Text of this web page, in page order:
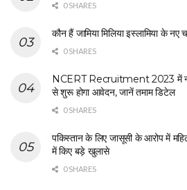
0 SHARES
कौन हैं जामिया मिलिया इस्लामिया के
0 SHARES
NCERT Recruitment 2023 में
से शुरू होगा आवेदन, जानें तमाम डिटेल
0 SHARES
पकिस्तान के लिए जासूसी के आरोप में
में किए बड़े खुलासे
0 SHARES